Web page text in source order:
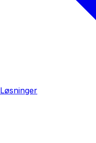
Løsninger